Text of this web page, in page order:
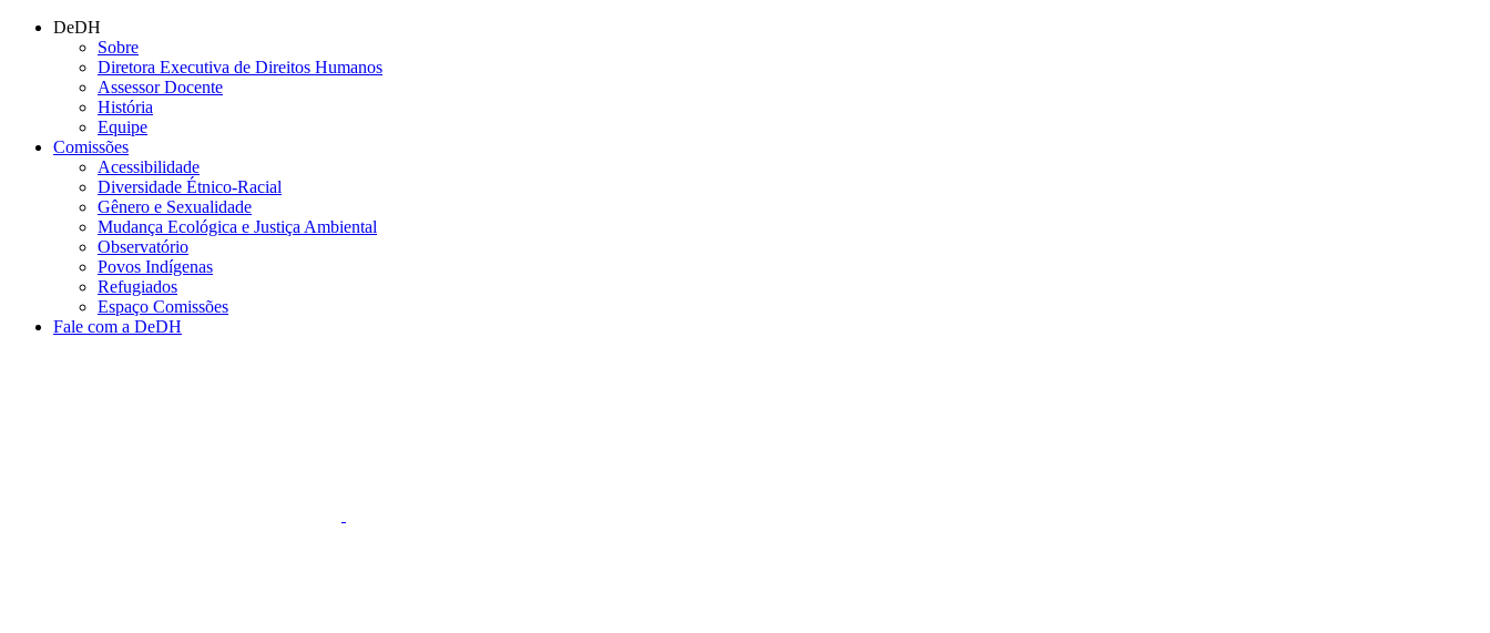
Conteúdo principal
DeDH
Sobre
Diretora Executiva de Direitos Humanos
Assessor Docente
História
Equipe
Comissões
Acessibilidade
Diversidade Étnico-Racial
Gênero e Sexualidade
Mudança Ecológica e Justiça Ambiental
Observatório
Povos Indígenas
Refugiados
Espaço Comissões
Fale com a DeDH